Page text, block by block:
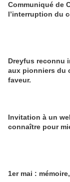
Communiqué de
l’interruption du
Dreyfus reconnu
aux pionniers du
faveur.
Invitation à un
connaître pour
1er mai :